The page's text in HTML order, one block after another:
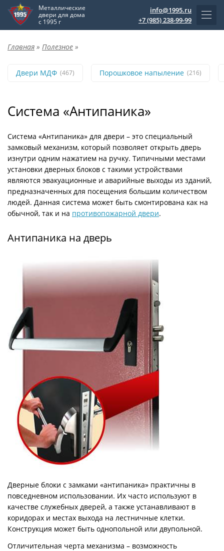
Металлические
двери для дома
с 1995 г
info@1995.ru
+7 (985) 238-99-99
Главная » Полезное »
Двери МДФ (467) Порошковое напыление (216)
Система «Антипаника»
Система «Антипаника» для двери – это специальный
замковый механизм, который позволяет открыть дверь
изнутри одним нажатием на ручку. Типичными местами
установки дверных блоков с такими устройствами
являются эвакуационные и аварийные выходы из зданий,
предназначенных для посещения большим количеством
людей. Данная система может быть смонтирована как на
обычной, так и на противопожарной двери.
Антипаника на дверь
Дверные блоки с замками «антипаника» практичны в
повседневном использовании. Их часто используют в
качестве служебных дверей, а также устанавливают в
коридорах и местах выхода на лестничные клетки.
Конструкция может быть однопольной или двупольной.
Отличительная черта механизма – возможность